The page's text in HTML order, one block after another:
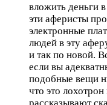
вложить деньги
эти аферисты
электронные
людей в эту
и так по новой.
если вы
подобные вещи
что это